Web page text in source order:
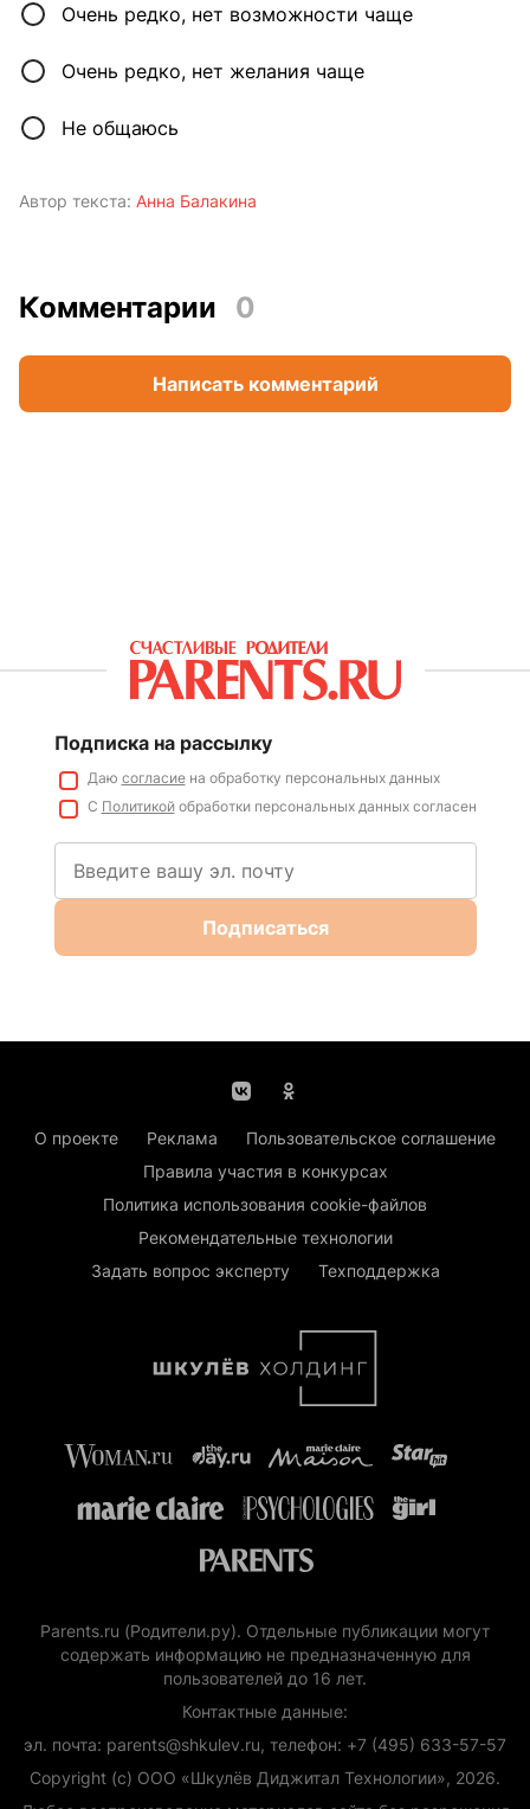
Очень редко, нет возможности чаще
Очень редко, нет желания чаще
Не общаюсь
Автор текста: Анна Балакина
Комментарии 0
Написать комментарий
Подписка на рассылку
Даю согласиена обработку персональных данных
С Политикойобработки персональных данных согласен
Подписаться
О проекте Реклама
Пользовательское соглашение
Правила участия в конкурсах
Политика использования cookie-файлов
Рекомендательные технологии
Задать вопрос эксперту
Техподдержка
Parents.ru (Родители.ру). Отдельные публикации могут
содержать информацию не предназначенную для
пользователей до 16 лет.
Контактные данные:
эл. почта: parents@shkulev.ru, телефон: +7 (495) 633-57-57
Copyright (с) ООО «Шкулёв Диджитал Технологии», 2026.